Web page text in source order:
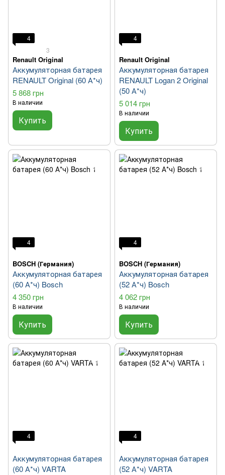
4
3
Renault Original
Аккумуляторная батарея
RENAULT Original (60 А*ч)
5 868 грн
В наличии
Купить
4
Renault Original
Аккумуляторная батарея
RENAULT Logan 2 Original
(50 А*ч)
5 014 грн
В наличии
Купить
4
BOSCH (Германия)
Аккумуляторная батарея
(60 А*ч) Bosch
4 350 грн
В наличии
Купить
4
BOSCH (Германия)
Аккумуляторная батарея
(52 А*ч) Bosch
4 062 грн
В наличии
Купить
4
Аккумуляторная батарея
(60 А*ч) VARTA
4
Аккумуляторная батарея
(52 А*ч) VARTA